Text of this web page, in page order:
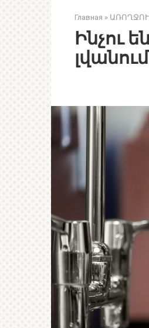
Главная »
Ինչու